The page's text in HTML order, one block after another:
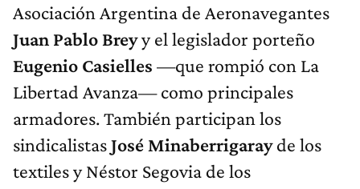
Asociación Argentina de Aeronavegantes
Juan Pablo Breyy el legislador porteño
Eugenio Casielles —que rompió con La
Libertad Avanza— como principales
armadores. También participan los
sindicalistasJosé Minaberrigarayde los
textiles y Néstor Segovia de los